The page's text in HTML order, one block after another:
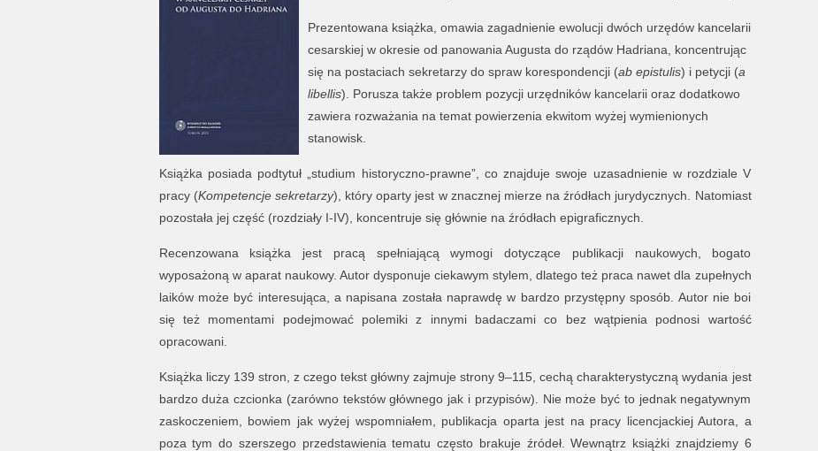
Prezentowana książka, omawia zagadnienie ewolucji dwóch urzędów kancelarii
cesarskiej w okresie od panowania Augusta do rządów Hadriana, koncentrując
się na postaciach sekretarzy do spraw korespondencji (ab epistulis) i petycji (a
libellis). Porusza także problem pozycji urzędników kancelarii oraz dodatkowo
zawiera rozważania na temat powierzenia ekwitom wyżej wymienionych
stanowisk.
Książka posiada podtytuł „studium historyczno-prawne”, co znajduje swoje uzasadnienie w rozdziale V
pracy (Kompetencje sekretarzy), który oparty jest w znacznej mierze na źródłach jurydycznych. Natomiast
pozostała jej część (rozdziały I-IV), koncentruje się głównie na źródłach epigraficznych.
Recenzowana książka jest pracą spełniającą wymogi dotyczące publikacji naukowych, bogato
wyposażoną w aparat naukowy. Autor dysponuje ciekawym stylem, dlatego też praca nawet dla zupełnych
laików może być interesująca, a napisana została naprawdę w bardzo przystępny sposób. Autor nie boi
się też momentami podejmować polemiki z innymi badaczami co bez wątpienia podnosi wartość
opracowani.
Książka liczy 139 stron, z czego tekst główny zajmuje strony 9–115, cechą charakterystyczną wydania jest
bardzo duża czcionka (zarówno tekstów głównego jak i przypisów). Nie może być to jednak negatywnym
zaskoczeniem, bowiem jak wyżej wspomniałem, publikacja oparta jest na pracy licencjackiej Autora, a
poza tym do szerszego przedstawienia tematu często brakuje źródeł. Wewnątrz książki znajdziemy 6